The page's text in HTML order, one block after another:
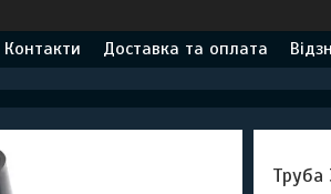
Контакти Доставка та оплата